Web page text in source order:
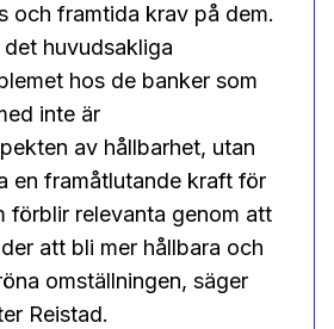
och framtida krav på dem.
huvudsakliga
hos de banker som
inte är
av hållbarhet, utan
en framåtlutande kraft för
förblir relevanta genom att
att bli mer hållbara och
omställningen, säger
Reistad.